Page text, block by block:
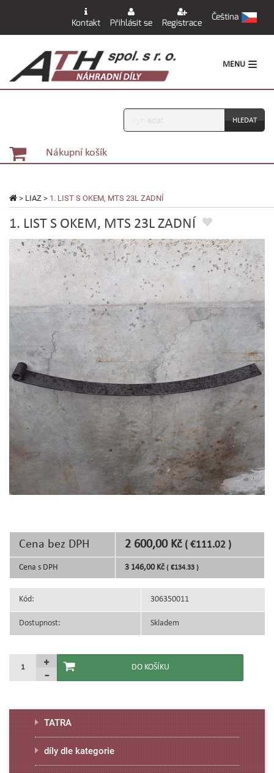
Kontakt Přihlásit se Registrace
Čeština
MENU
Vyhledávání
Nákupní košík
> LIAZ > 1. LIST S OKEM, MTS 23L ZADNÍ
1. LIST S OKEM, MTS 23L ZADNÍ
Cena bez DPH 2 600,00 Kč ( €111.02 )
Cena s DPH 3 146,00 Kč ( €134.33 )
Kód: 306350011
Dostupnost: Skladem
TATRA
díly dle kategorie